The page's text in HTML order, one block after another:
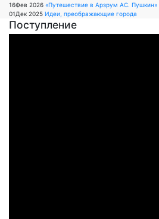
16Фев 2026 «Путешествие в Арзрум АС. Пушкин»
01Дек 2025 Идеи, преображающие города
Поступление